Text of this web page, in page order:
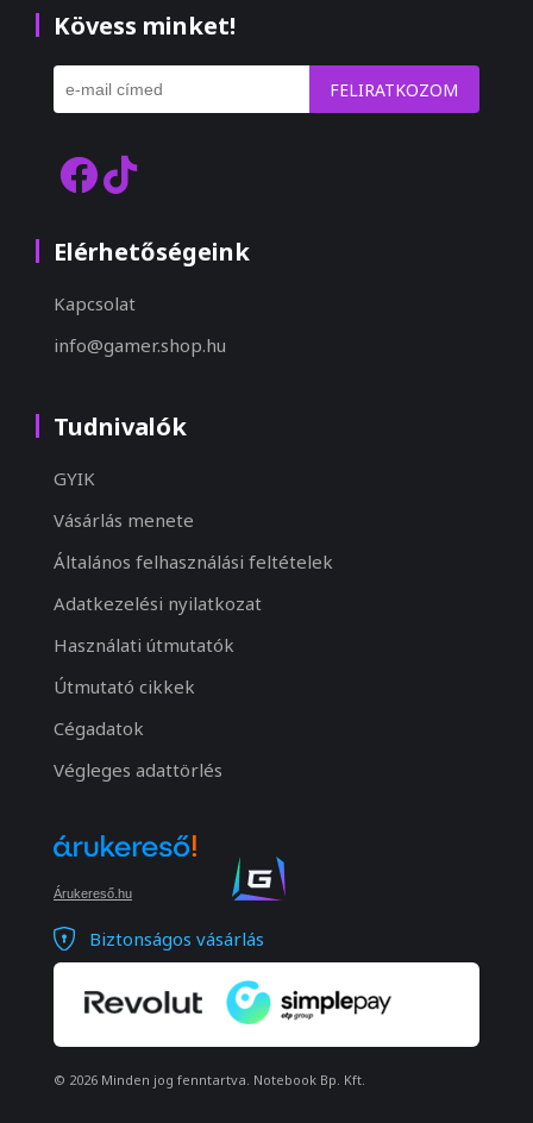
Kövess minket!
FELIRATKOZOM
Elérhetőségeink
Kapcsolat
info@gamer.shop.hu
Tudnivalók
GYIK
Vásárlás menete
Általános felhasználási feltételek
Adatkezelési nyilatkozat
Használati útmutatók
Útmutató cikkek
Cégadatok
Végleges adattörlés
Árukereső.hu
Biztonságos vásárlás
© 2026 Minden jog fenntartva. Notebook Bp. Kft.